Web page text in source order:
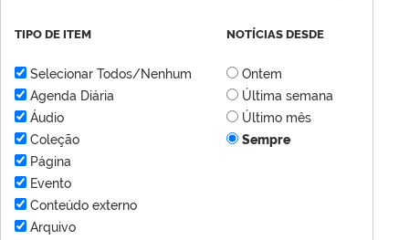
TIPO DE ITEM
Selecionar Todos/Nenhum
Agenda Diária
Áudio
Coleção
Página
Evento
Conteúdo externo
Arquivo
NOTÍCIAS DESDE
Ontem
Última semana
Último mês
Sempre